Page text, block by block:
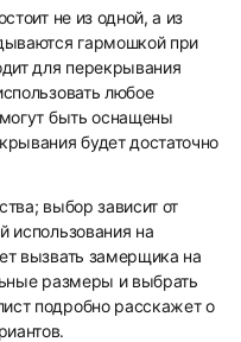
не из одной, а из
гармошкой при
для перекрывания
любое
быть оснащены
будет достаточно
выбор зависит от
использования на
вызвать замерщика на
размеры и выбрать
подробно расскажет о